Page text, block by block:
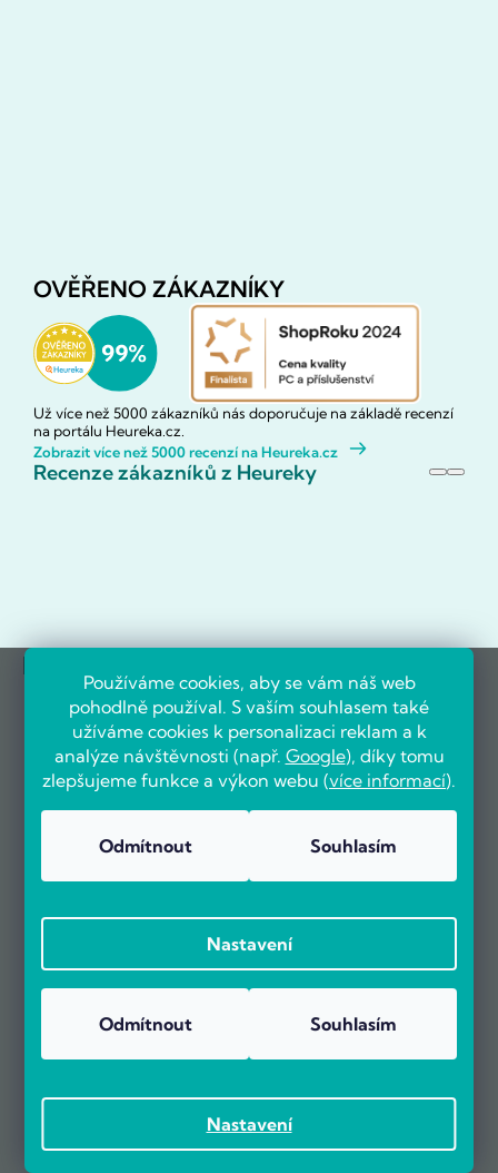
Používáme cookies, aby se vám náš web
pohodlně používal. S vaším souhlasem také
užíváme cookies k personalizaci reklam a k
analýze návštěvnosti (např. Google), díky tomu
zlepšujeme funkce a výkon webu (více informací).
Nastavení
Odmítnout Souhlasím
Nastavení
Odmítnout Souhlasím
OVĚŘENO ZÁKAZNÍKY
Už více než 5000 zákazníků nás doporučuje na základě recenzí
na portálu Heureka.cz.
Zobrazit více než 5000 recenzí na Heureka.cz
Recenze zákazníků z Heureky
Reference firem